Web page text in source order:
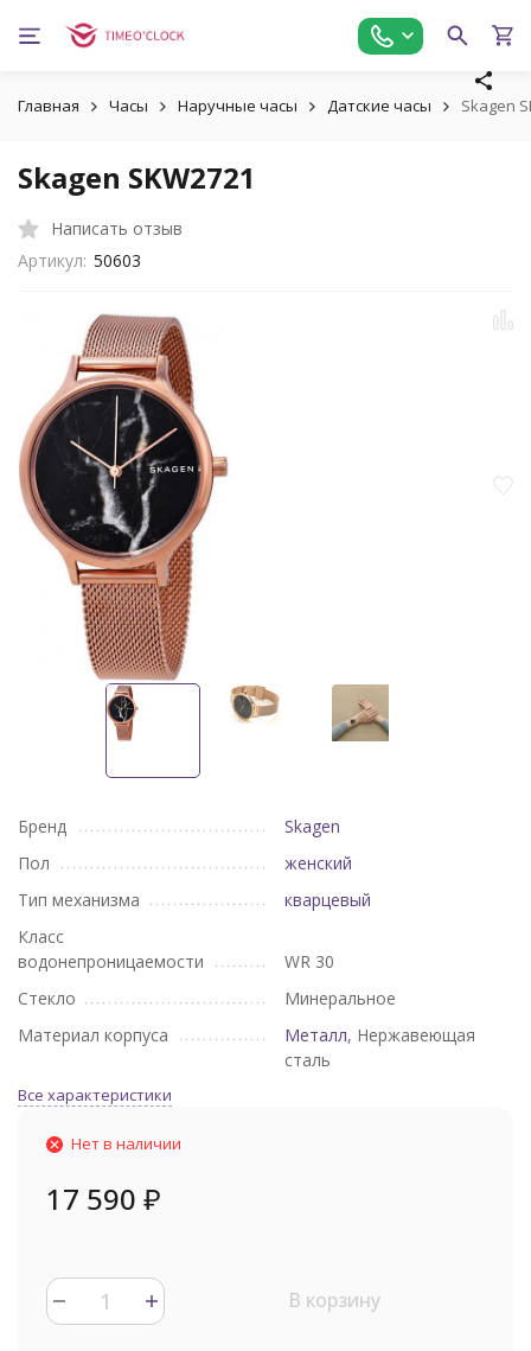
Главная Часы Наручные часы Датские часы Skagen
Skagen SKW2721
Написать отзыв
Артикул: 50603
Бренд
Skagen
Пол
женский
Тип механизма
кварцевый
Класс
водонепроницаемости
WR 30
Стекло
Минеральное
Материал корпуса
Металл, Нержавеющая
сталь
Все характеристики
Нет в наличии
17 590 ₽
В корзину